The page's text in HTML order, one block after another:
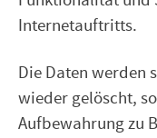
Internetauftritts.
Die Daten werden
wieder gelöscht,
Aufbewahrung zu